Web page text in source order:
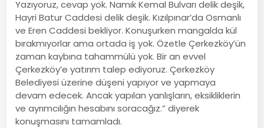
Yazıyoruz, cevap yok. Namık Kemal Bulvarı delik deşik,
Hayri Batur Caddesi delik deşik. Kızılpınar’da Osmanlı
ve Eren Caddesi bekliyor. Konuşurken mangalda kül
bırakmıyorlar ama ortada iş yok. Özetle Çerkezköy’ün
zaman kaybına tahammülü yok. Bir an evvel
Çerkezköy’e yatırım talep ediyoruz. Çerkezköy
Belediyesi üzerine düşeni yapıyor ve yapmaya
devam edecek. Ancak yapılan yanlışların, eksikliklerin
ve ayrımcılığın hesabını soracağız.” diyerek
konuşmasını tamamladı.